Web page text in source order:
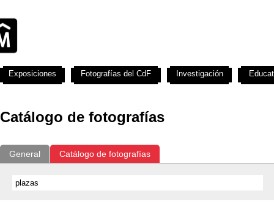
Catálogo de fotografías
General Catálogo de fotografías
Exposiciones Fotografías del CdF Investigación